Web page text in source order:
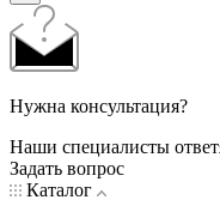
Нужна консультация?
Наши специалисты
Задать вопрос
Каталог